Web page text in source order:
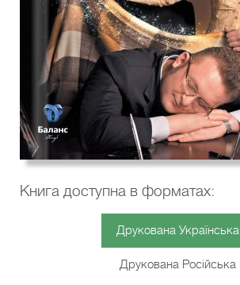
Книга доступна в форматах:
Друкована Українська
Друкована Російська